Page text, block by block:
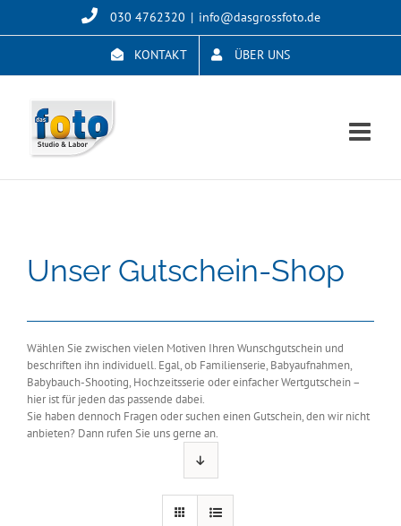
030 4762320 | info@dasgrossfoto.de
KONTAKT ÜBER UNS
Unser Gutschein-Shop
Wählen Sie zwischen vielen Motiven Ihren Wunschgutschein und
beschriften ihn individuell. Egal, ob Familienserie, Babyaufnahmen,
Babybauch-Shooting, Hochzeitsserie oder einfacher Wertgutschein –
hier ist für jeden das passende dabei.
Sie haben dennoch Fragen oder suchen einen Gutschein, den wir nicht
anbieten? Dann rufen Sie uns gerne an.